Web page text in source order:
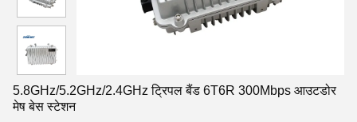
5.8GHz/5.2GHz/2.4GHz ट्रिपल बैंड 6T6R 300Mbps आउटडोर
मेष बेस स्टेशन